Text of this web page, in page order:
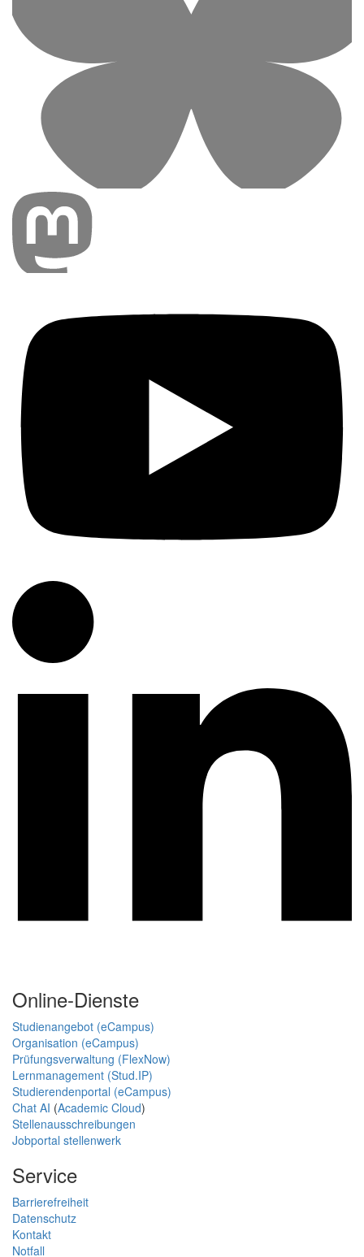
Online-Dienste
Studienangebot (eCampus)
Organisation (eCampus)
Prüfungsverwaltung (FlexNow)
Lernmanagement (Stud.IP)
Studierendenportal (eCampus)
Chat AI (Academic Cloud)
Stellenausschreibungen
Jobportal stellenwerk
Service
Barrierefreiheit
Datenschutz
Kontakt
Notfall